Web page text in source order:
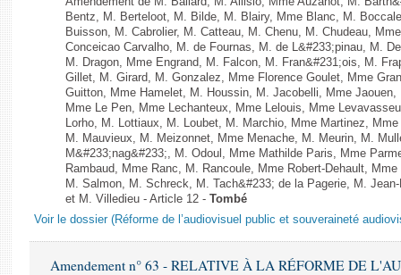
Bentz, M. Berteloot, M. Bilde, M. Blairy, Mme Blanc, M.
Buisson, M. Cabrolier, M. Catteau, M. Chenu, M. Chudeau,
Conceicao Carvalho, M. de Fournas, M. de L&#233;pinau, M.
M. Dragon, Mme Engrand, M. Falcon, M. Fran&#231;ois, M.
Gillet, M. Girard, M. Gonzalez, Mme Florence Goulet, Mme
Guitton, Mme Hamelet, M. Houssin, M. Jacobelli, Mme
Mme Le Pen, Mme Lechanteux, Mme Lelouis, Mme
Lorho, M. Lottiaux, M. Loubet, M. Marchio, Mme Martinez,
M. Mauvieux, M. Meizonnet, Mme Menache, M. Meurin, M.
M&#233;nag&#233;, M. Odoul, Mme Mathilde Paris, Mme
Rambaud, Mme Ranc, M. Rancoule, Mme Robert-Dehault,
M. Salmon, M. Schreck, M. Tach&#233; de la Pagerie, M.
et M. Villedieu - Article 12 - Tombé
Voir le dossier (Réforme de l’audiovisuel public et souveraineté
Amendement n° 63 - RELATIVE À LA RÉFORME DE